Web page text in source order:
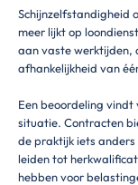
Schijnzelfstandigheid
meer lijkt op
aan vaste werktijden,
afhankelijkheid van
Een beoordeling
situatie. Contracten
de praktijk iets anders
leiden tot
hebben voor